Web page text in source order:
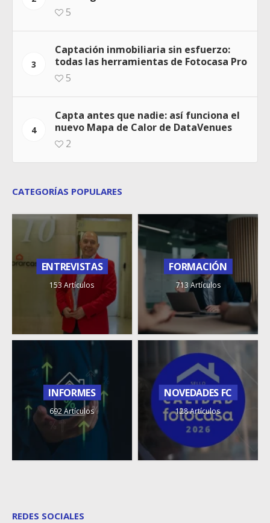
5
3
Captación inmobiliaria sin esfuerzo:
todas las herramientas de Fotocasa Pro
5
4
Capta antes que nadie: así funciona el
nuevo Mapa de Calor de DataVenues
2
CATEGORÍAS POPULARES
ENTREVISTAS
153 Artículos
FORMACIÓN
713 Artículos
INFORMES
692 Artículos
NOVEDADES FC
128 Artículos
REDES SOCIALES